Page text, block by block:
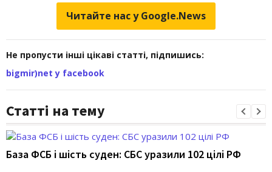
Читайте нас у Google.News
Не пропусти інші цікаві статті, підпишись:
bigmir)net у facebook
Статті на тему
База ФСБ і шість суден: СБС уразили 102 цілі РФ